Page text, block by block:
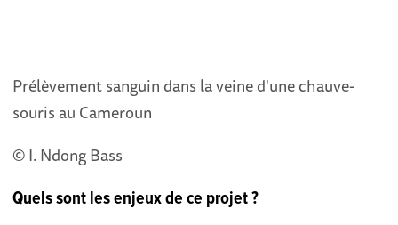
Prélèvement sanguin dans la veine d'une chauve-
souris au Cameroun
© I. Ndong Bass
Quels sont les enjeux de ce projet ?